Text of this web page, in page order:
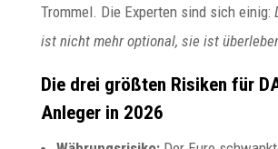
Trommel. Die Experten sind sich einig:
ist nicht mehr optional, sie ist
Die drei größten Risiken für
Anleger in 2026